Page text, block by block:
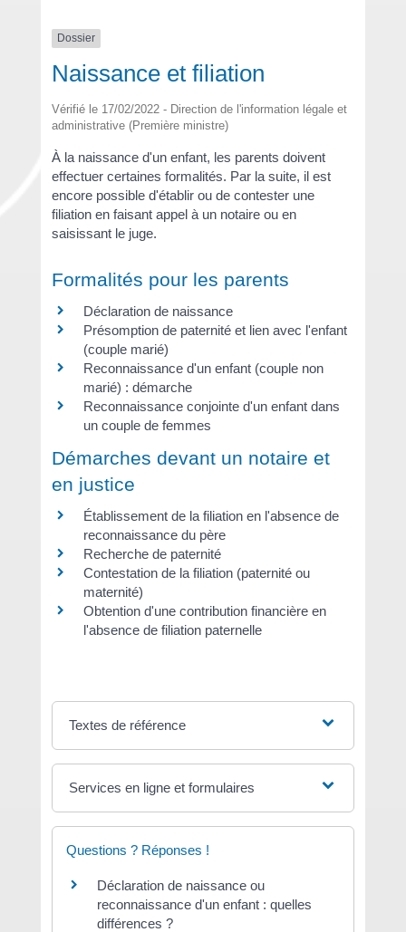
Dossier
Naissance et filiation
Vérifié le 17/02/2022 - Direction de l'information légale et
administrative (Première ministre)
À la naissance d'un enfant, les parents doivent
effectuer certaines formalités. Par la suite, il est
encore possible d'établir ou de contester une
filiation en faisant appel à un notaire ou en
saisissant le juge.
Formalités pour les parents
Déclaration de naissance
Présomption de paternité et lien avec l'enfant
(couple marié)
Reconnaissance d'un enfant (couple non
marié) : démarche
Reconnaissance conjointe d'un enfant dans
un couple de femmes
Démarches devant un notaire et
en justice
Établissement de la filiation en l'absence de
reconnaissance du père
Recherche de paternité
Contestation de la filiation (paternité ou
maternité)
Obtention d'une contribution financière en
l'absence de filiation paternelle
Textes de référence
Services en ligne et formulaires
Questions ? Réponses !
Déclaration de naissance ou
reconnaissance d'un enfant : quelles
différences ?